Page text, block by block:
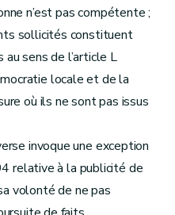
n’est pas compétente ;
sollicités constituent
sens de l’article L
locale et de la
où ils ne sont pas issus
invoque une exception
relative à la publicité de
volonté de ne pas